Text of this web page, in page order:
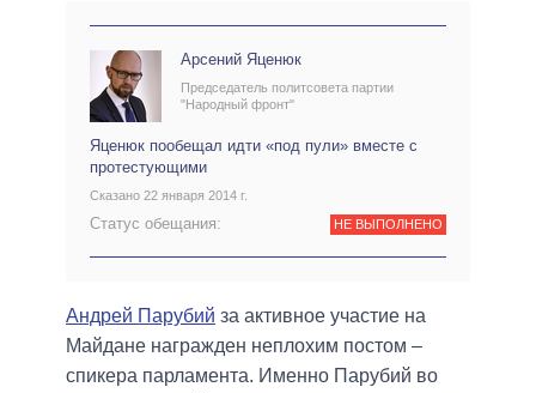
Арсений Яценюк
Председатель политсовета партии
"Народный фронт"
Яценюк пообещал идти «под пули» вместе с
протестующими
Сказано 22 января 2014 г.
Статус обещания: НЕ ВЫПОЛНЕНО
Андрей Парубий за активное участие на
Майдане награжден неплохим постом –
спикера парламента. Именно Парубий во